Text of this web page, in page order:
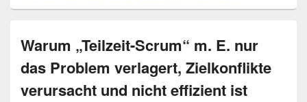
Warum „Teilzeit-Scrum“ m. E. nur
das Problem verlagert, Zielkonflikte
verursacht und nicht effizient ist